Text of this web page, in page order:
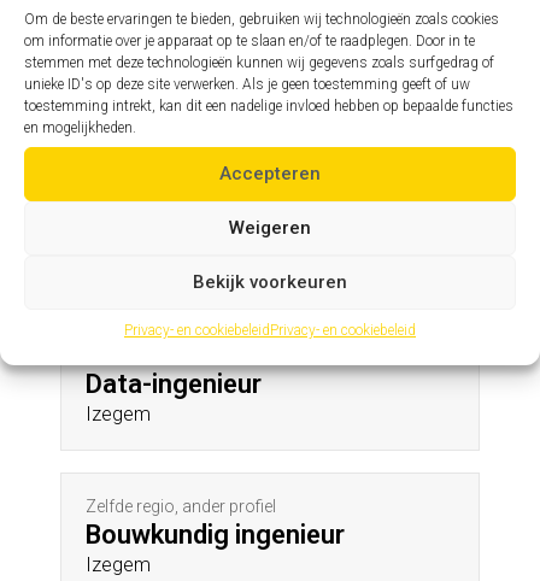
Om de beste ervaringen te bieden, gebruiken wij technologieën zoals cookies
om informatie over je apparaat op te slaan en/of te raadplegen. Door in te
stemmen met deze technologieën kunnen wij gegevens zoals surfgedrag of
unieke ID's op deze site verwerken. Als je geen toestemming geeft of uw
toestemming intrekt, kan dit een nadelige invloed hebben op bepaalde functies
en mogelijkheden.
Accepteren
Weigeren
Bekijk voorkeuren
Privacy- en cookiebeleidPrivacy- en cookiebeleid
Zelfde profiel, andere regio
Assistent hoofdingenieur
Hallaar
Andere profielen in deze regio
Data-ingenieur
Izegem
Zelfde regio, ander profiel
Bouwkundig ingenieur
Izegem